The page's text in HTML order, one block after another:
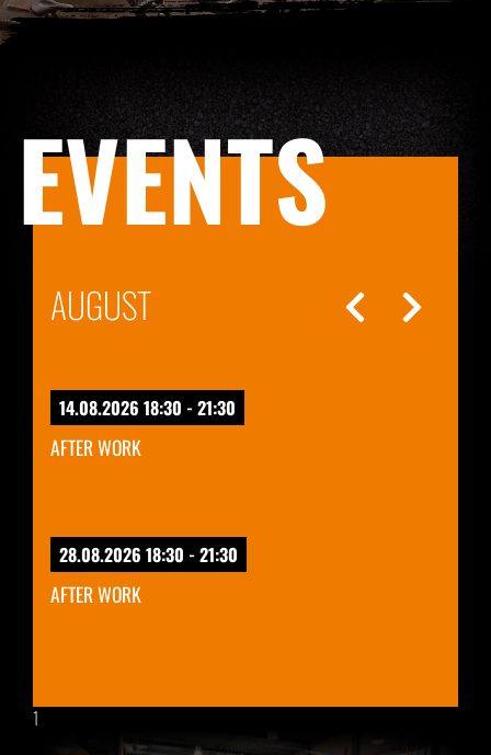
EVENTS
AUGUST
14.08.2026 18:30 - 21:30
AFTER WORK
28.08.2026 18:30 - 21:30
AFTER WORK
1